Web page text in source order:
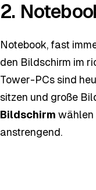
2.
Notebook, fast
den Bildschirm im
Tower-PCs sind
sitzen und große
Bildschirm wählen
anstrengend.